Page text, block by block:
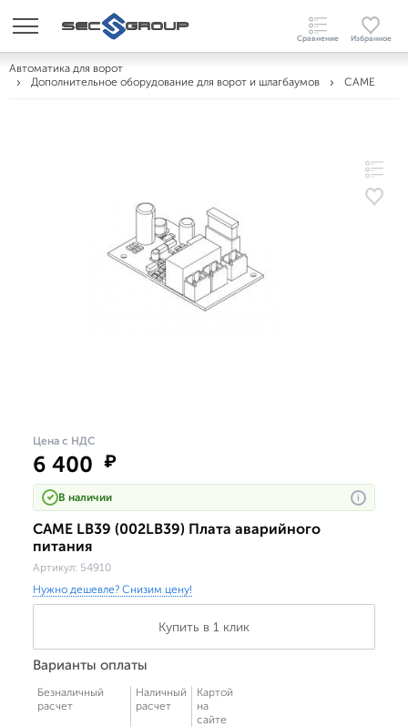
Автоматика для ворот
Дополнительное оборудование для ворот и шлагбаумов
CAME
Цена с НДС
6 400 ₽
В наличии i
CAME LB39 (002LB39) Плата аварийного
питания
Артикул: 54910
Нужно дешевле? Снизим цену!
Купить в 1 клик
Варианты оплаты
Безналичный
расчет
Наличный
расчет
Картой
на
сайте